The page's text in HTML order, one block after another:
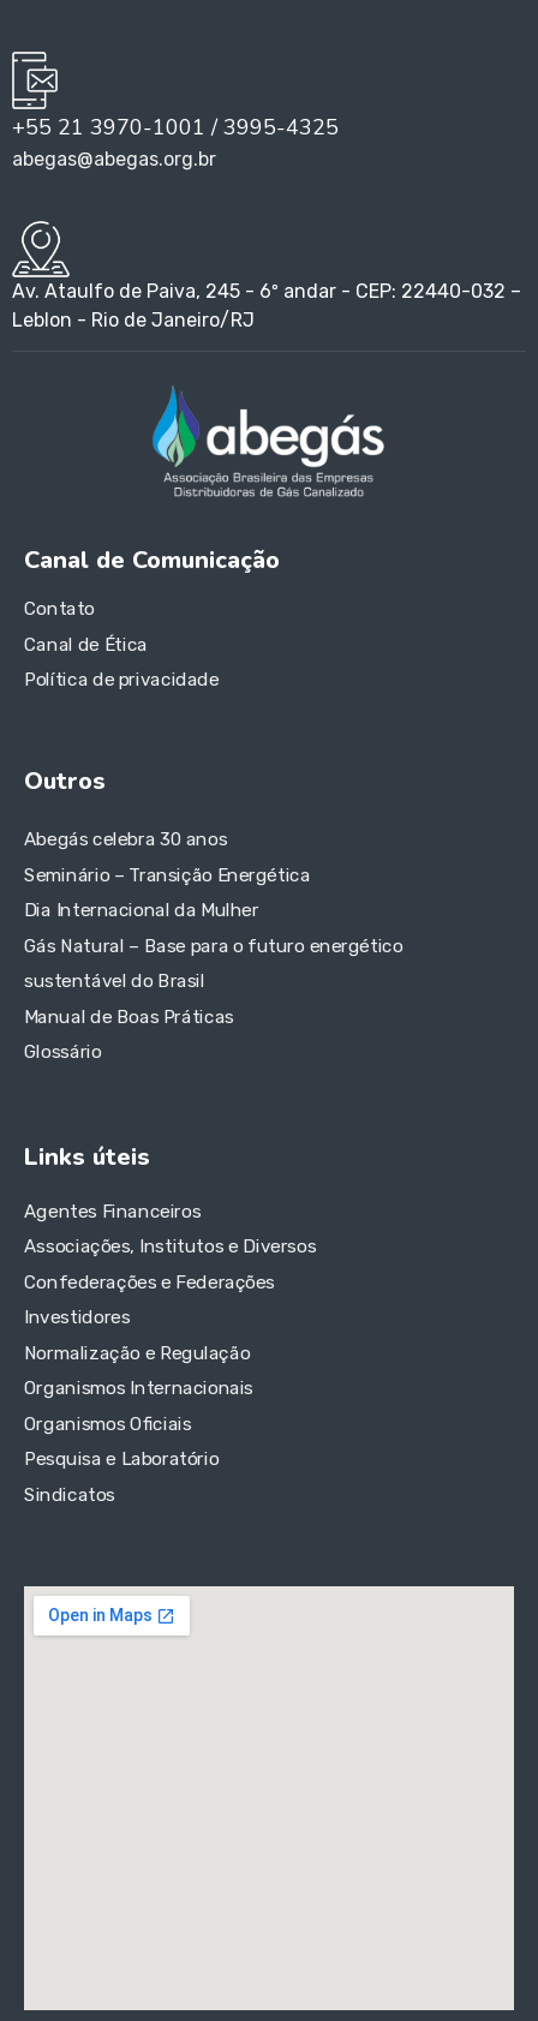
+55 21 3970-1001 / 3995-4325
abegas@abegas.org.br
Av. Ataulfo de Paiva, 245 - 6º andar - CEP: 22440-032 –
Leblon - Rio de Janeiro/RJ
Canal de Comunicação
Contato
Canal de Ética
Política de privacidade
Outros
Abegás celebra 30 anos
Seminário – Transição Energética
Dia Internacional da Mulher
Gás Natural – Base para o futuro energético
sustentável do Brasil
Manual de Boas Práticas
Glossário
Links úteis
Agentes Financeiros
Associações, Institutos e Diversos
Confederações e Federações
Investidores
Normalização e Regulação
Organismos Internacionais
Organismos Oficiais
Pesquisa e Laboratório
Sindicatos